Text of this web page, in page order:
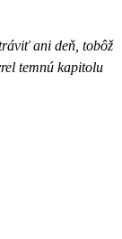
ani deň, tobôž
temnú kapitolu